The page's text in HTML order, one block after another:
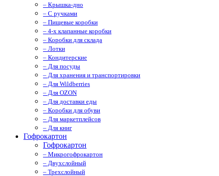
– Крышка-дно
– С ручками
– Пищевые коробки
– 4-х клапанные коробки
– Коробки для склада
– Лотки
– Кондитерские
– Для посуды
– Для хранения и транспортировки
– Для Wildberries
– Для OZON
– Для доставки еды
– Коробки для обуви
– Для маркетплейсов
– Для книг
Гофрокартон
Гофрокартон
– Микрогофрокартон
– Двухслойный
– Трехслойный